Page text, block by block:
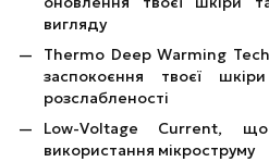
вигляду
Thermo Deep Warming
заспокоєння твоєї
розслабленості
Low-Voltage Current, що
використання мікроструму